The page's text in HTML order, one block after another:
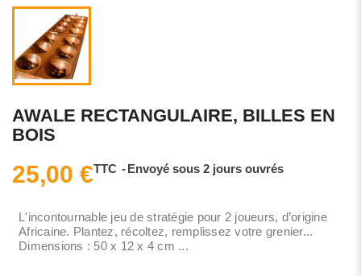
AWALE RECTANGULAIRE, BILLES EN
BOIS
25,00 €TTC Envoyé sous 2 jours ouvrés
L'incontournable jeu de stratégie pour 2 joueurs, d’origine
Africaine. Plantez, récoltez, remplissez votre grenier...
Dimensions : 50 x 12 x 4 cm ...